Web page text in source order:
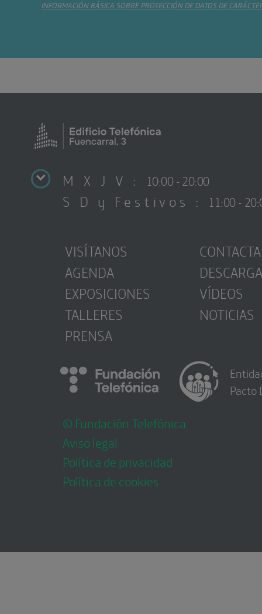
INFORMACIÓN BÁSICA SOBRE PROTECCIÓN DE DATOS DE
M X J V : 10:00 - 20:00
S D y Festivos : 11:00 -
VISÍTANOS
AGENDA
EXPOSICIONES
TALLERES
PRENSA
CONTACTA
VÍDEOS
NOTICIAS
© Fundación Telefónica
Aviso legal
Política de privacidad
Política de cookies
Pacto